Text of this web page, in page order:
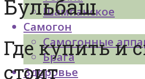
Шампанское
Самогон
Самогонные
Брага
Здоровье
Бульбаш
Где купить и
стоит